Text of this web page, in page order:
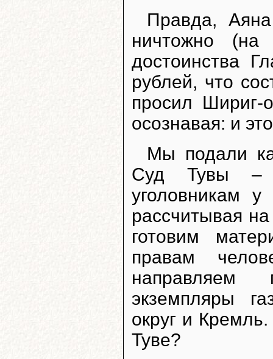
Правда,
ничтожно
достоинства
рублей, что
просил
осознавая: и
Мы подали
Суд Тувы –
уголовникам
рассчитывая
готовим
правам
направляем
экземпляры
округ и
Туве?